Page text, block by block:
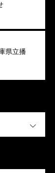
県立播